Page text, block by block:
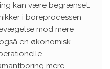
kan være begrænset.
i boreprocessen
mod mere
en økonomisk
mere